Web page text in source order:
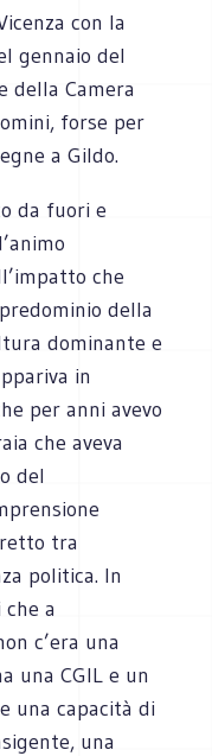
con la
gennaio del
della Camera
forse per
a Gildo.
da fuori e
che
della
dominante e
in
per anni avevo
che aveva
del
tra
politica. In
a
c’era una
una CGIL e un
una capacità di
una